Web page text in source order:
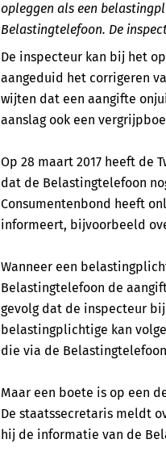
opleggen als een
Belastingtelefoon. De
De inspecteur kan bij het
aangeduid het corrigeren
wijten dat een aangifte
aanslag ook een
Op 28 maart 2017 heeft de
dat de Belastingtelefoon
Consumentenbond heeft
informeert, bijvoorbeeld
Wanneer een
Belastingtelefoon de
gevolg dat de inspecteur
belastingplichtige kan
die via de
Maar een boete is op een
De staatssecretaris meldt
hij de informatie van de